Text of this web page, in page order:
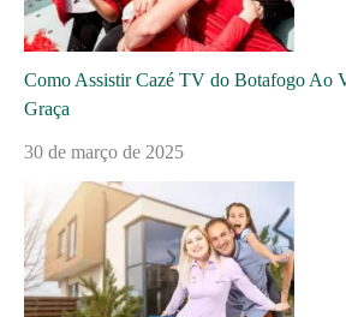
Como Assistir Cazé TV do Botafogo Ao
Graça
30 de março de 2025